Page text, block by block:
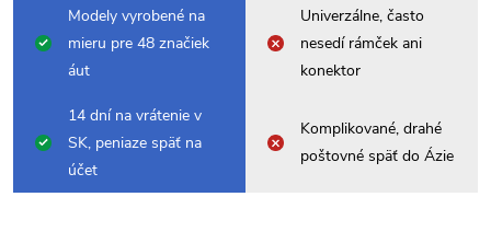
Modely vyrobené na
mieru pre 48 značiek
áut
Univerzálne, často
nesedí rámček ani
konektor
14 dní na vrátenie v
SK, peniaze späť na
účet
Komplikované, drahé
poštovné späť do Ázie